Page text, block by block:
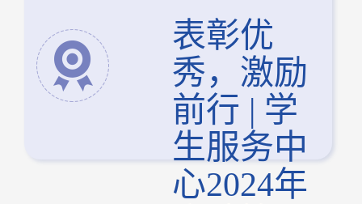
秀大学生
奖励计划”
交流会
表彰优
秀，激励
前行 | 学
生服务中
心2024年